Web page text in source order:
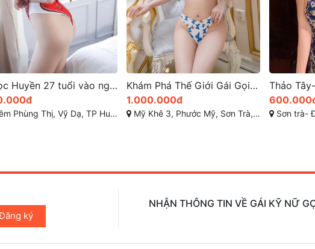
Khám Phá Thế Giới Gái Gọi Sinh Viên Tại Đà Nẵng
3, Phước Mỹ, Sơn Trà, Đà Nẵng
Thảo Tây-Gái Xinh Non Tơ, Nụ Cười Bừng Sáng – Quyến Rũ Sexy, Sức Hấp Dẫn Bởi Sự Cuồng Nhiệt
600.000đ
Sơn trà- Đà Nẵng An Thượng 1,
ký
NHẬN THÔNG TIN VỀ GÁI KỸ NỮ